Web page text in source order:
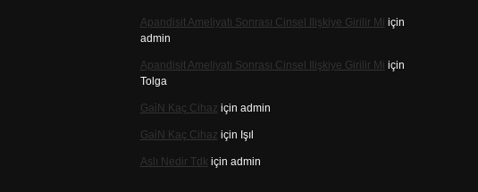
Apandisit Ameliyatı Sonrası Cinsel Ilişkiye Girilir Mi için
admin
Apandisit Ameliyatı Sonrası Cinsel Ilişkiye Girilir Mi için
Tolga
Gai̇N Kaç Cihaz için admin
Gai̇N Kaç Cihaz için Işıl
Aslı Nedir Tdk için admin